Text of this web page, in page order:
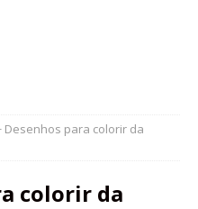
Desenhos para colorir da
colorir da